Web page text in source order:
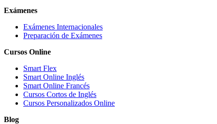
Exámenes
Exámenes Internacionales
Preparación de Exámenes
Cursos Online
Smart Flex
Smart Online Inglés
Smart Online Francés
Cursos Cortos de Inglés
Cursos Personalizados Online
Blog